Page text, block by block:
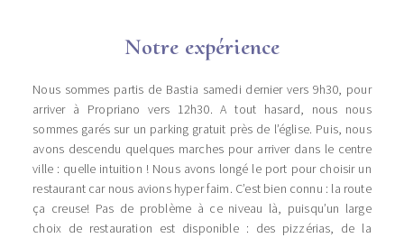
Notre expérience
Nous sommes partis de Bastia samedi dernier vers 9h30, pour
arriver à Propriano vers 12h30. A tout hasard, nous nous
sommes garés sur un parking gratuit près de l’église. Puis, nous
avons descendu quelques marches pour arriver dans le centre
ville : quelle intuition ! Nous avons longé le port pour choisir un
restaurant car nous avions hyper faim. C’est bien connu : la route
ça creuse! Pas de problème à ce niveau là, puisqu’un large
choix de restauration est disponible : des pizzérias, de la